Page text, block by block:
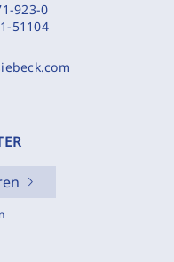
923-0
51104